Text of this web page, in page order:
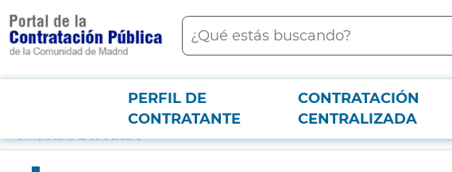
contenido
principal
Buscar
Menú PCON
PERFIL DE
CONTRATANTE
CONTRATACIÓN
CENTRALIZADA
Suministro de reactivos y diverso material para diagnóstico de deficiencias de
monoclonales y caracterización de crioglobulinas, enfermedades del sistema nervioso
Universitario 12 de Octubre